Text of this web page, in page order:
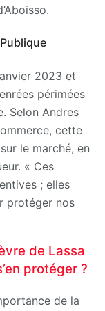
2023 et
périmées
Selon Andres
cette
le marché, en
« Ces
; elles
protéger nos
de Lassa
protéger ?
de la